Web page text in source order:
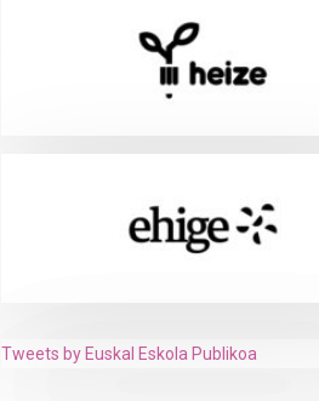
Tweets by Euskal Eskola Publikoa